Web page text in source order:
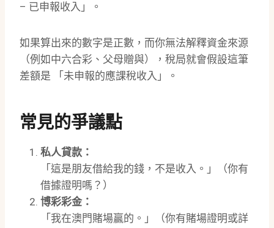
– 已申報收入」。
如果算出來的數字是正數，而你無法解釋資金來源
（例如中六合彩、父母贈與），稅局就會假設這筆
差額是 「未申報的應課稅收入」。
常見的爭議點
私人貸款：
「這是朋友借給我的錢，不是收入。」（你有
借據證明嗎？）
博彩彩金：
「我在澳門賭場贏的。」（你有賭場證明或詳